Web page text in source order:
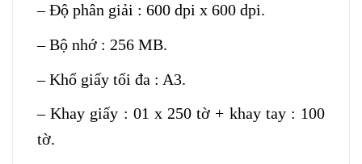
– Độ phân giải : 600 dpi x 600 dpi.
– Bộ nhớ : 256 MB.
– Khổ giấy tối đa : A3.
– Khay giấy : 01 x 250 tờ + khay tay : 100
tờ.